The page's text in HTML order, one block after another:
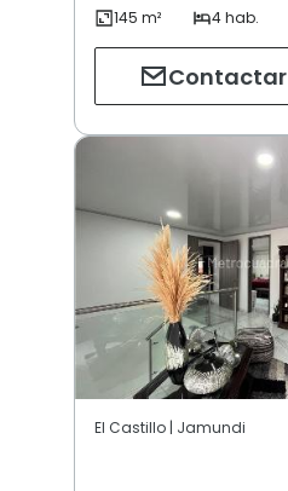
Contactar
El Castillo | Jamundi